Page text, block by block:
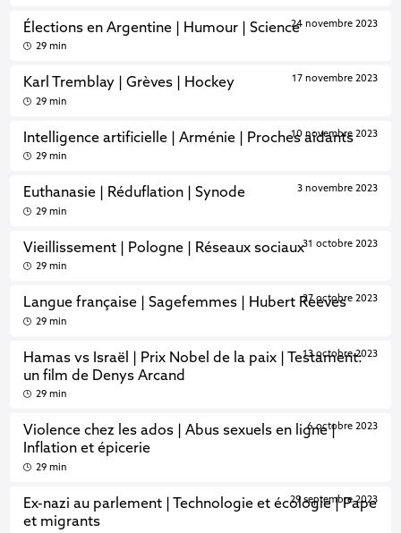
Élections en Argentine | Humour | Science24 novembre 2023
29 min
Karl Tremblay | Grèves | Hockey 17 novembre 2023
29 min
Intelligence artificielle | Arménie | Proches aidants
10 novembre 2023
29 min
Euthanasie | Réduflation | Synode 3 novembre 2023
29 min
Vieillissement | Pologne | Réseaux sociaux31 octobre 2023
29 min
Langue française | Sagefemmes | Hubert Reeves
27 octobre 2023
29 min
Hamas vs Israël | Prix Nobel de la paix | Testament:
un film de Denys Arcand
13 octobre 2023
29 min
Violence chez les ados | Abus sexuels en ligne |
Inflation et épicerie
6 octobre 2023
29 min
Ex-nazi au parlement | Technologie et écologie | Pape
et migrants
29 septembre 2023